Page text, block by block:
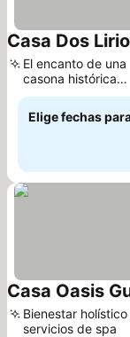
Casa Dos
El encanto de una
casona histórica
restaurada
Elige fechas
Casa Oasis
Bienestar
servicios de spa